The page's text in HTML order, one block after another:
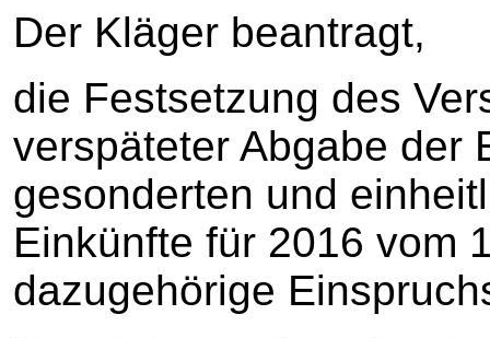
Der Kläger beantragt,
die Festsetzung des
verspäteter Abgabe der
gesonderten und
Einkünfte für 2016 vom
dazugehörige